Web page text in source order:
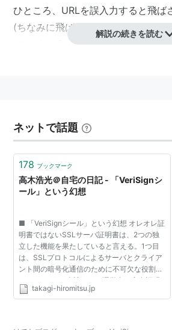
ひところ、URLを誤入力すると飛ば
(ちなみに飛ばされてたアドレスは
http://sitefinder.verisign.com/
解説の続きを読む
ネットで話題
178 ブックマーク
高木浩光＠自宅の日記 - 「VeriSignシ
ール」という幻想
■ 「VeriSignシール」という幻想 オレオレ証
明書ではないSSLサーバ証明書は、2つの独
立した機能を果たしていると言える。1つ目
は、SSLプロトコルによるサーバとクライア
ント間の暗号化通信のために不可欠な役割で
あり、2つ目は当該サイト運営者の実在証明
の機能である。ただし、今日では、後者を含
takagi-hiromitsu.jp